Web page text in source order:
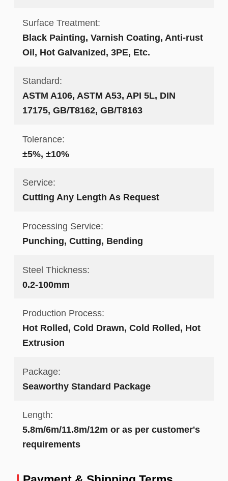
Surface Treatment:
Black Painting, Varnish Coating, Anti-rust
Oil, Hot Galvanized, 3PE, Etc.
Standard:
ASTM A106, ASTM A53, API 5L, DIN
17175, GB/T8162, GB/T8163
Tolerance:
±5%, ±10%
Service:
Cutting Any Length As Request
Processing Service:
Punching, Cutting, Bending
Steel Thickness:
0.2-100mm
Production Process:
Hot Rolled, Cold Drawn, Cold Rolled, Hot
Extrusion
Package:
Seaworthy Standard Package
Length:
5.8m/6m/11.8m/12m or as per customer's
requirements